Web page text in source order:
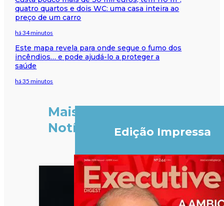
quatro quartos e dois WC: uma casa inteira ao
preço de um carro
há 34 minutos
Este mapa revela para onde segue o fumo dos
incêndios… e pode ajudá-lo a proteger a
saúde
há 35 minutos
Mais
Notícias
Edição Impressa